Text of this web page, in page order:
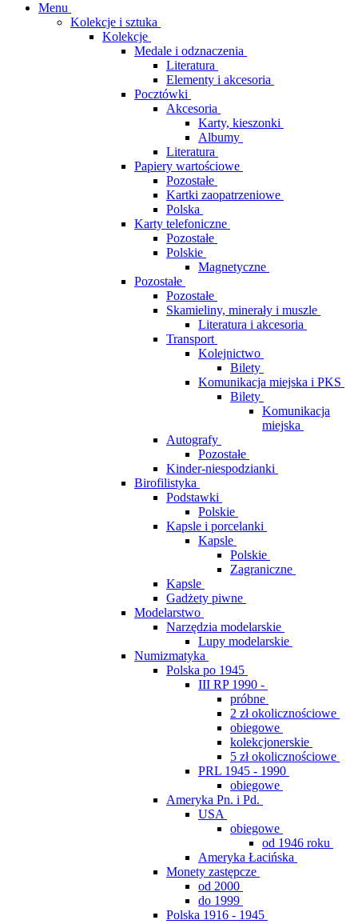
Menu
Kolekcje i sztuka
Kolekcje
Medale i odznaczenia
Literatura
Elementy i akcesoria
Pocztówki
Akcesoria
Karty, kieszonki
Albumy
Literatura
Papiery wartościowe
Pozostałe
Kartki zaopatrzeniowe
Polska
Karty telefoniczne
Pozostałe
Polskie
Magnetyczne
Pozostałe
Pozostałe
Skamieliny, minerały i muszle
Literatura i akcesoria
Transport
Kolejnictwo
Bilety
Komunikacja miejska i PKS
Bilety
Komunikacja
miejska
Autografy
Pozostałe
Kinder-niespodzianki
Birofilistyka
Podstawki
Polskie
Kapsle i porcelanki
Kapsle
Polskie
Zagraniczne
Kapsle
Gadżety piwne
Modelarstwo
Narzędzia modelarskie
Lupy modelarskie
Numizmatyka
Polska po 1945
III RP 1990 -
próbne
2 zł okolicznościowe
obiegowe
kolekcjonerskie
5 zł okolicznościowe
PRL 1945 - 1990
obiegowe
Ameryka Pn. i Pd.
USA
obiegowe
od 1946 roku
Ameryka Łacińska
Monety zastępcze
od 2000
do 1999
Polska 1916 - 1945